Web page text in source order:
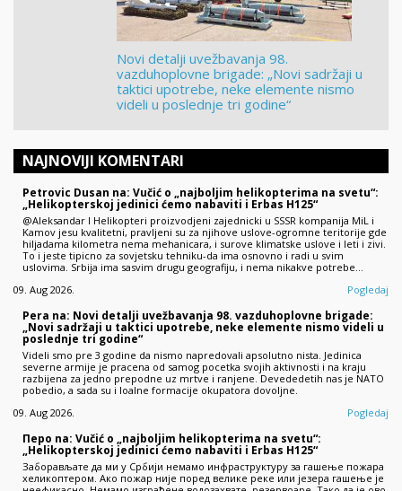
Novi detalji uvežbavanja 98.
vazduhoplovne brigade: „Novi sadržaji u
taktici upotrebe, neke elemente nismo
videli u poslednje tri godine“
NAJNOVIJI KOMENTARI
Petrovic Dusan na: Vučić o „najboljim helikopterima na svetu“:
„Helikopterskoj jedinici ćemo nabaviti i Erbas H125“
@Aleksandar I Helikopteri proizvodjeni zajednicki u SSSR kompanija MiL i
Kamov jesu kvalitetni, pravljeni su za njihove uslove-ogromne teritorije gde
hiljadama kilometra nema mehanicara, i surove klimatske uslove i leti i zivi.
To i jeste tipicno za sovjetsku tehniku-da ima osnovno i radi u svim
uslovima. Srbija ima sasvim drugu geografiju, i nema nikakve potrebe…
09. Aug 2026.
Pogledaj
Pera na: Novi detalji uvežbavanja 98. vazduhoplovne brigade:
„Novi sadržaji u taktici upotrebe, neke elemente nismo videli u
poslednje tri godine“
Videli smo pre 3 godine da nismo napredovali apsolutno nista. Jedinica
severne armije je pracena od samog pocetka svojih aktivnosti i na kraju
razbijena za jedno prepodne uz mrtve i ranjene. Devededetih nas je NATO
pobedio, a sada su i loalne formacije okupatora dovoljne.
09. Aug 2026.
Pogledaj
Перо na: Vučić o „najboljim helikopterima na svetu“:
„Helikopterskoj jedinici ćemo nabaviti i Erbas H125“
Заборављате да ми у Србији немамо инфраструктуру за гашење пожара
хеликоптером. Ако пожар није поред велике реке или језера гашење је